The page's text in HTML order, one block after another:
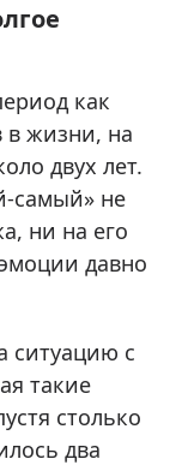
как
в жизни, на
двух лет.
самый» не
ни на его
давно
ситуацию с
такие
столько
два